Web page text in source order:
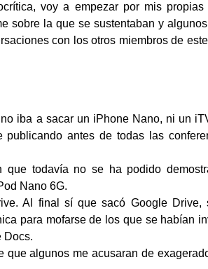
voy a empezar por mis
sobre la que se sustentaban y
con los otros miembros de
iba a sacar un iPhone Nano, ni un
antes de todas las
todavía no se ha podido
Nano 6G.
Al final sí que sacó Google
para mofarse de los que se habían
Docs.
algunos me acusaran de